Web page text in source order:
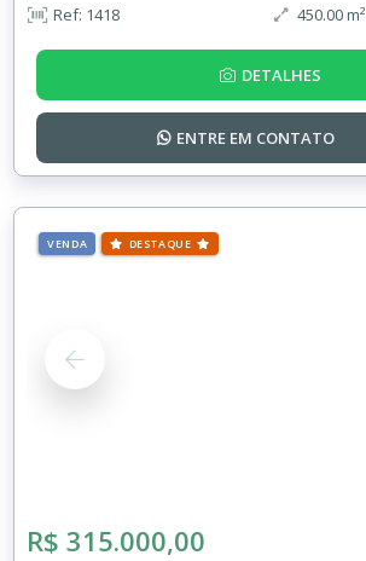
Ref: 1418 450.00 m²
DETALHES
ENTRE EM CONTATO
VENDA DESTAQUE
R$ 315.000,00